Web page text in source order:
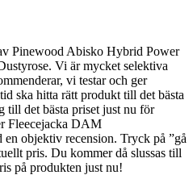
Pinewood Abisko Hybrid Power
Vi är mycket selektiva
vi testar och ger
ska hitta rätt produkt till det bästa
till det bästa priset just nu för
Fleecejacka DAM
objektiv recension. Tryck på ”gå
pris. Du kommer då slussas till
på produkten just nu!